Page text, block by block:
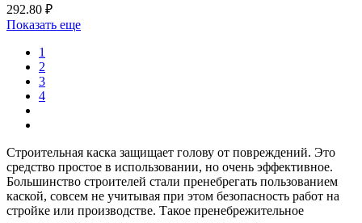
292.80 ₽
Показать еще
1
2
3
4
Строительная каска защищает голову от повреждений. Это
средство простое в использовании, но очень эффективное.
Большинство строителей стали пренебрегать пользованием
каской, совсем не учитывая при этом безопасность работ на
стройке или производстве. Такое пренебрежительное